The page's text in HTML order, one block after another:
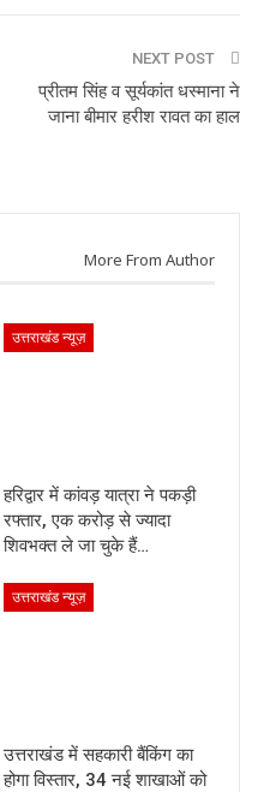
NEXT POST
प्रीतम सिंह व सूर्यकांत धस्माना ने
जाना बीमार हरीश रावत का हाल
More From Author
उत्तराखंड न्यूज़
हरिद्वार में कांवड़ यात्रा ने पकड़ी
रफ्तार, एक करोड़ से ज्यादा
शिवभक्त ले जा चुके हैं…
उत्तराखंड न्यूज़
उत्तराखंड में सहकारी बैंकिंग का
होगा विस्तार, 34 नई शाखाओं को